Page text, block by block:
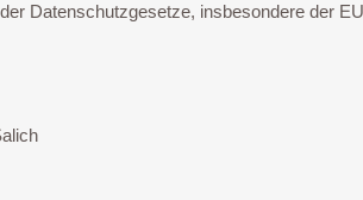
Datenschutzgesetze, insbesondere der